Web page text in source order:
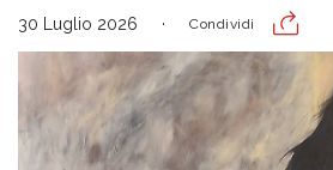
30 Luglio 2026 Condividi